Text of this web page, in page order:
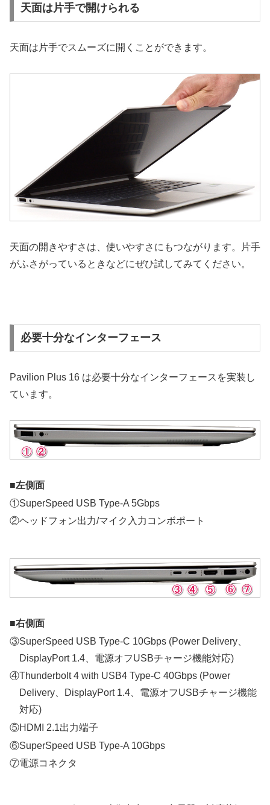
天面は片手で開けられる
天面は片手でスムーズに開くことができます。
天面の開きやすさは、使いやすさにもつながります。片手
がふさがっているときなどにぜひ試してみてください。
必要十分なインターフェース
Pavilion Plus 16 は必要十分なインターフェースを実装し
ています。
■左側面
①SuperSpeed USB Type-A 5Gbps
②ヘッドフォン出力/マイク入力コンボポート
■右側面
③SuperSpeed USB Type-C 10Gbps (Power Delivery、
DisplayPort 1.4、電源オフUSBチャージ機能対応)
④Thunderbolt 4 with USB4 Type-C 40Gbps (Power
Delivery、DisplayPort 1.4、電源オフUSBチャージ機能
対応)
⑤HDMI 2.1出力端子
⑥SuperSpeed USB Type-A 10Gbps
⑦電源コネクタ